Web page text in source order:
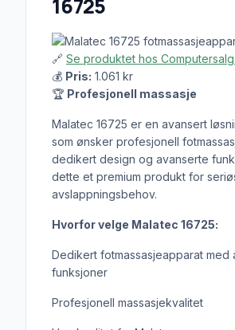
16725
🔗 Se produktet hos
💰 Pris: 1.061 kr
🏆 Profesjonell massasje
Malatec 16725 er en avansert
som ønsker profesjonell
dedikert design og avanserte
dette et premium produkt for
avslappningsbehov.
Hvorfor velge Malatec 16725:
Dedikert fotmassasjeapparat med
funksjoner
Profesjonell massasjekvalitet